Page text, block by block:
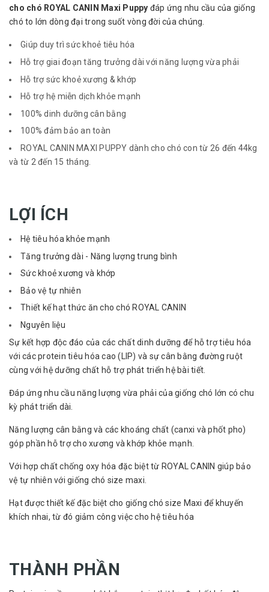
cho chó ROYAL CANIN Maxi Puppy đáp ứng nhu cầu của giống
chó to lớn dòng đại trong suốt vòng đời của chúng.
Giúp duy trì sức khoẻ tiêu hóa
Hỗ trợ giai đoạn tăng trưởng dài với năng lượng vừa phải
Hỗ trợ sức khoẻ xương & khớp
Hỗ trợ hệ miễn dịch khỏe mạnh
100% dinh dưỡng cân bằng
100% đảm bảo an toàn
ROYAL CANIN MAXI PUPPY dành cho chó con từ 26 đến 44kg
và từ 2 đến 15 tháng.
LỢI ÍCH
Hệ tiêu hóa khỏe mạnh
Tăng trưởng dài - Năng lượng trung bình
Sức khoẻ xương và khớp
Bảo vệ tự nhiên
Thiết kế hạt thức ăn cho chó ROYAL CANIN
Nguyên liệu
Sự kết hợp độc đáo của các chất dinh dưỡng để hỗ trợ tiêu hóa
với các protein tiêu hóa cao (LIP) và sự cân bằng đường ruột
cùng với hệ dưỡng chất hỗ trợ phát triển hệ bài tiết.
Đáp ứng nhu cầu năng lượng vừa phải của giống chó lớn có chu
kỳ phát triển dài.
Năng lượng cân bằng và các khoáng chất (canxi và phốt pho)
góp phần hỗ trợ cho xương và khớp khỏe mạnh.
Với hợp chất chống oxy hóa đặc biệt từ ROYAL CANIN giúp bảo
vệ tự nhiên với giống chó size maxi.
Hạt được thiết kế đặc biệt cho giống chó size Maxi để khuyến
khích nhai, từ đó giảm công việc cho hệ tiêu hóa
THÀNH PHẦN